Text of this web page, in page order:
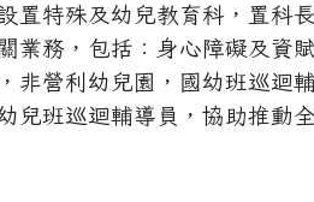
置特殊及幼兒教育科，置
業務，包括：身心障礙及資
非營利幼兒園，國幼班巡迴
兒班巡迴輔導員，協助推動